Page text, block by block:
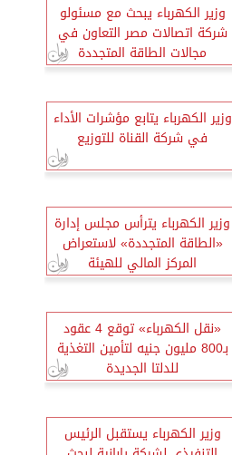
وزير الكهرباء يبحث مع مسئولو
شركة اتصالات مصر التعاون في
مجالات الطاقة المتجددة
وزير الكهرباء يتابع مؤشرات الأداء
في شركة القناة للتوزيع
وزير الكهرباء يترأس مجلس إدارة
«الطاقة المتجددة» لاستعراض
المركز المالي للهيئة
«نقل الكهرباء» توقع 4 عقود
بـ800 مليون جنيه لتأمين التغذية
للدلتا الجديدة
وزير الكهرباء يستقبل الرئيس